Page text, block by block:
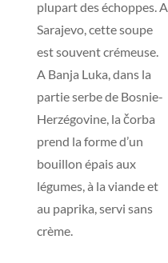
plupart des échoppes. A
Sarajevo, cette soupe
est souvent crémeuse.
A Banja Luka, dans la
partie serbe de Bosnie-
Herzégovine, la čorba
prend la forme d’un
bouillon épais aux
légumes, à la viande et
au paprika, servi sans
crème.